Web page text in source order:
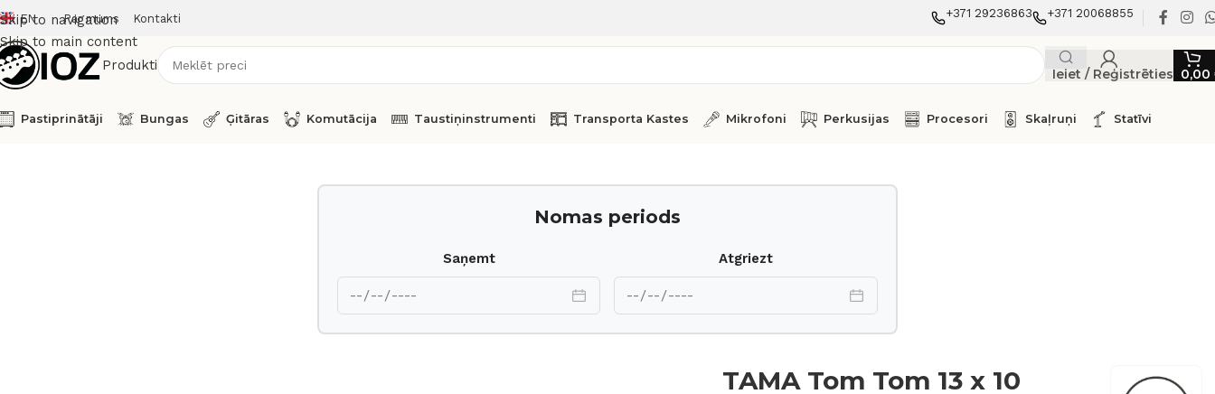
Skip to navigation
Skip to main content
EN Par mums Kontakti +371 29236863 +371 20068855
Produkti
Ieiet / Reģistrēties 0,00
Pastiprinātāji Bungas Ģitāras Komutācija Taustiņinstrumenti Transporta Kastes Mikrofoni Perkusijas Procesori Skaļruņi Statīvi
Nomas periods
Saņemt Atgriezt
TAMA Tom Tom 13 x 10